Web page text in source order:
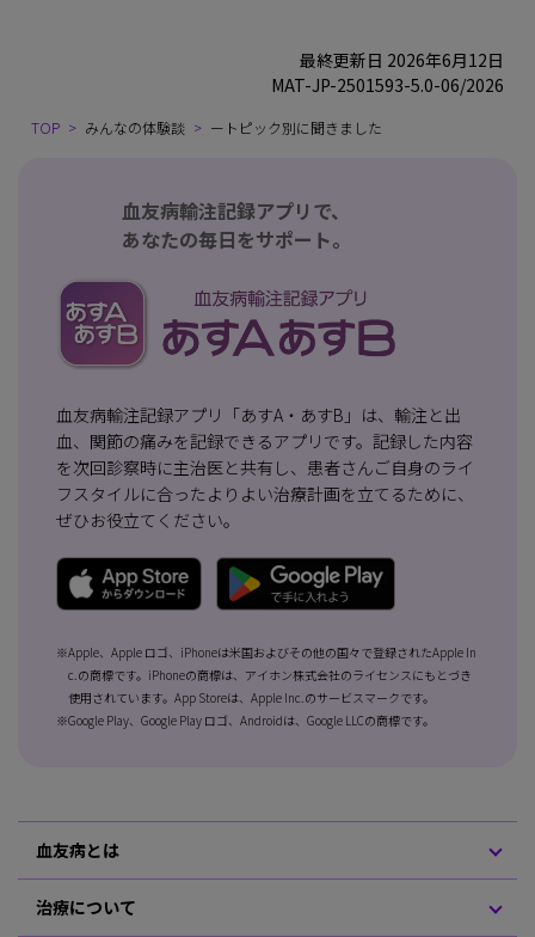
最終更新日 2026年6月12日
MAT-JP-2501593-5.0-06/2026
TOP みんなの体験談 ートピック別に聞きました
血友病輸注記録アプリで、
あなたの毎日をサポート。
血友病輸注記録アプリ「あすA・あすB」は、輸注と出
血、関節の痛みを記録できるアプリです。記録した内容
を次回診察時に主治医と共有し、患者さんご自身のライ
フスタイルに合ったよりよい治療計画を立てるために、
ぜひお役立てください。
※Apple、Apple ロゴ、iPhoneは米国およびその他の国々で登録されたApple In
c.の商標です。iPhoneの商標は、アイホン株式会社のライセンスにもとづき
使用されています。App Storeは、Apple Inc.のサービスマークです。
※Google Play、Google Play ロゴ、Androidは、Google LLCの商標です。
血友病とは
治療について